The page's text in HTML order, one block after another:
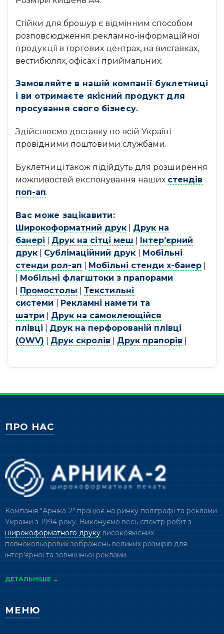
Стійки для брошур є відмінним способом
розповсюдження рекламно-інформаційної
продукції в торгових центрах, на виставках,
вестибюлях, офісах і приймальних.
Замовляйте в нашій компанії буклетниці
і ви отримаєте якісний продукт для
просування свого бізнесу.
Здійснюємо доставку по всій Україні
провідними поштовими службами.
Буклетниці також підійдуть для розширення
можливостей експонування наших стендів
поп-ап.
Вас може зацікавити:
Широкоформатний друк
Друк на
банері
Друк на сітці меш
Інтер’єрний
друк
Сублімаційний друк
Мобільні
стенди рол-ап
Мобільні стенди х-банер
Мобільні флагштоки з прапорами
Промостолы
Текстильні
системи
Рекламні намети та
шатри
Друк на самоклеющійся
плівці
Друк на перфорованій плівці
(OWV)
Друк скролів Друк прапорів
ПРО НАС
Компанія "Арніка-2" працює на ринку поліграфії та реклами
України з 1994 року. Виконуємо весь спектр робіт з
широкоформатного друкувисокоякісних
повнокольорових зображень великих розмірів для
інтер'єрної та зовнішньої реклами.
ДЕТАЛЬНІШЕ →
МЕНЮ